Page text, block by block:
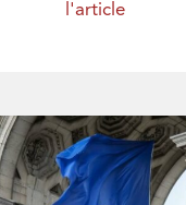
l'article